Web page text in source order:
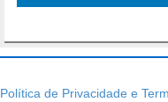
Política de Privacidade e